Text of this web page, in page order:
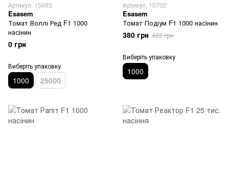
Артикул: 15683
Esasem
Томат Воллі Ред F1 1000
насінин
0 грн
Виберіть упаковку
1000 25000
Артикул: 15702
Esasem
Томат Подіум F1 1000 насінин
380 грн 422 грн
Виберіть упаковку
1000